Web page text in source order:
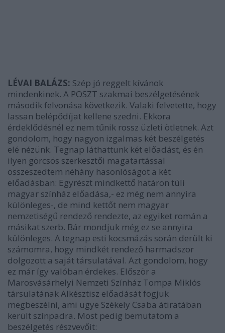
LÉVAI BALÁZS: Szép jó reggelt kívánok
mindenkinek. A POSZT szakmai beszélgetésének
második felvonása következik. Valaki felvetette, hogy
lassan belépődíjat kellene szedni. Ekkora
érdeklődésnél ez nem tűnik rossz üzleti ötletnek. Azt
gondolom, hogy nagyon izgalmas két beszélgetés
elé nézünk. Tegnap láthattunk két előadást, és én
ilyen görcsös szerkesztői magatartással
összeszedtem néhány hasonlóságot a két
előadásban: Egyrészt mindkettő határon túli
magyar színház előadása,- ez még nem annyira
különleges-, de mind kettőt nem magyar
nemzetiségű rendező rendezte, az egyiket román a
másikat szerb. Bár mondjuk még ez se annyira
különleges. A tegnap esti kocsmázás során derült ki
számomra, hogy mindkét rendező harmadszor
dolgozott a saját társulatával. Azt gondolom, hogy
ez már így valóban érdekes. Először a
Marosvásárhelyi Nemzeti Színház Tompa Miklós
társulatának Alkésztisz előadását fogjuk
megbeszélni, ami ugye Székely Csaba átiratában
került színpadra. Most pedig bemutatom a
beszélgetés részvevőit: